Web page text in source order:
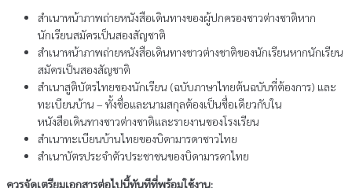
สําเนาหน้าภาพถ่ายหนังสือเดินทางของผู้ปกครองชาวต่างชาติหาก
นักเรียนสมัครเป็นสองสัญชาติ
สําเนาหน้าภาพถ่ายหนังสือเดินทางชาวต่างชาติของนักเรียนหากนักเรียน
สมัครเป็นสองสัญชาติ
สําเนาสูติบัตรไทยของนักเรียน (ฉบับภาษาไทยต้นฉบับที่ต้องการ) และ
ทะเบียนบ้าน – ทั้งชื่อและนามสกุลต้องเป็นชื่อเดียวกับใน
หนังสือเดินทางชาวต่างชาติและรายงานของโรงเรียน
สําเนาทะเบียนบ้านไทยของบิดามารดาชาวไทย
สําเนาบัตรประจําตัวประชาชนของบิดามารดาไทย
ควรจัดเตรียมเอกสารต่อไปนี้ทันทีที่พร้อมใช้งาน: